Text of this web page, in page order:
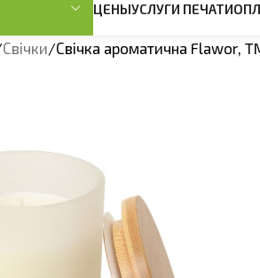
Мужские Тенниски Поло
Мужские Худи и Регланы
ЦЕНЫУСЛУГИ ПЕЧАТИ
Свічки Свічка ароматична Flawor,